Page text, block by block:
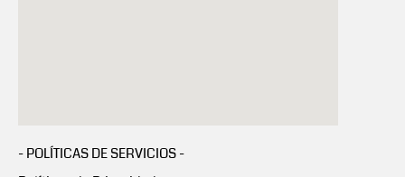
- POLÍTICAS DE SERVICIOS -